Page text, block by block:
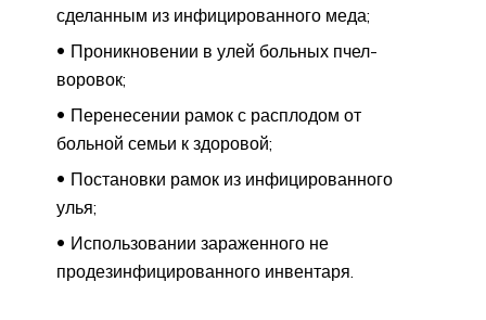
сделанным из инфицированного меда;
Проникновении в улей больных пчел-
воровок;
Перенесении рамок с расплодом от
больной семьи к здоровой;
Постановки рамок из инфицированного
улья;
Использовании зараженного не
продезинфицированного инвентаря.